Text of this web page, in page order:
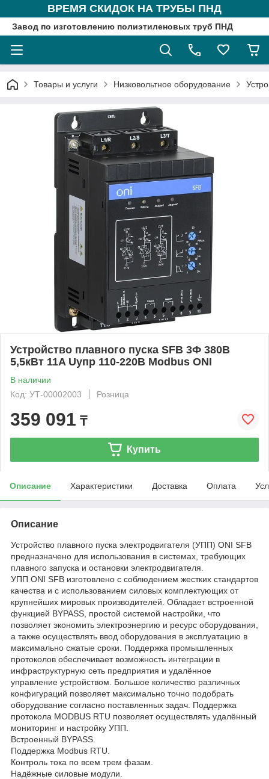
ВРЕМЯ СКИДОК НА ТРУБЫ ПНД
Завод по изготовлению полиэтиленовых труб ПНД
Товары и услуги Низковольтное оборудование
Устройство плавного пуска SFB 3Ф 380В
5,5кВт 11A Uупр 110-220В Modbus ONI
В наличии
Код: УТ-00002003
Розница
359 091 ₸
Купить
Описание Характеристики Доставка Оплата
Описание
Устройство плавного пуска электродвигателя (УПП) ONI SFB
предназначено для использования в системах, требующих
плавного запуска и остановки электродвигателя.
УПП ONI SFB изготовлено с соблюдением жестких стандартов
качества и с использованием силовых комплектующих от
крупнейших мировых производителей. Обладает встроенной
функцией BYPASS, простой системой настройки, что
позволяет экономить электроэнергию и ресурс оборудования,
а также осуществлять ввод оборудования в эксплуатацию в
максимально сжатые сроки. Поддержка промышленных
протоколов обеспечивает возможность интеграции в
инфраструктурную сеть предприятия и удалённое
управление устройством. Большое количество различных
конфигураций позволяет максимально точно подобрать
оборудование согласно поставленных задач. Поддержка
протокола MODBUS RTU позволяет осуществлять удалённый
мониторинг и настройку УПП.
Встроенный BYPASS.
Поддержка Modbus RTU.
Контроль тока по всем трем фазам.
Надёжные силовые модули.